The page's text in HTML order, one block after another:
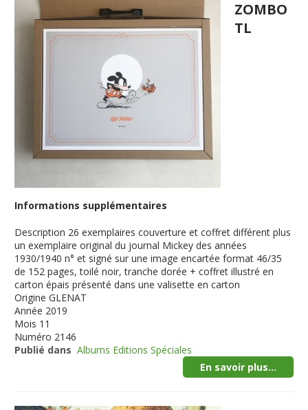
ZOMBO
TL
Informations supplémentaires
Description 26 exemplaires couverture et coffret différent plus
un exemplaire original du journal Mickey des années
1930/1940 n° et signé sur une image encartée format 46/35
de 152 pages, toilé noir, tranche dorée + coffret illustré en
carton épais présenté dans une valisette en carton
Origine GLENAT
Année 2019
Mois 11
Numéro 2146
Publié dans Albums Editions Spéciales
En savoir plus...